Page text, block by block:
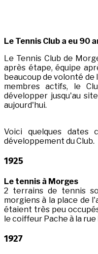
Le Tennis Club a eu 90
Le Tennis Club de
après étape, équipe
beaucoup de volonté
membres actifs, le
développer jusqu'au
aujourd'hui.
Voici quelques
développement du Club.
1925
Le tennis à Morges
2 terrains de tennis
morgiens à la place de
étaient très peu
le coiffeur Pache à la rue
1927